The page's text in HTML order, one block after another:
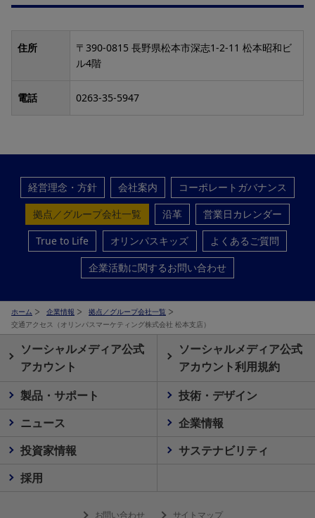
住所
〒390-0815 長野県松本市深志1-2-11 松本昭和ビ
ル4階
電話 0263-35-5947
経営理念・方針 会社案内
コーポレートガバナンス
拠点／グループ会社一覧
沿革
営業日カレンダー
True to Life
オリンパスキッズ
よくあるご質問
企業活動に関するお問い合わせ
ホーム 企業情報
拠点／グループ会社一覧
交通アクセス（オリンパスマーケティング株式会社 松本支店）
ソーシャルメディア公式
アカウント
ソーシャルメディア公式
アカウント利用規約
製品・サポート
技術・デザイン
ニュース
企業情報
投資家情報
サステナビリティ
採用
お問い合わせ サイトマップ